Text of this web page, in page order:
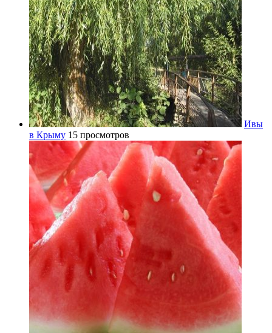
Ивы
в Крыму 15 просмотров